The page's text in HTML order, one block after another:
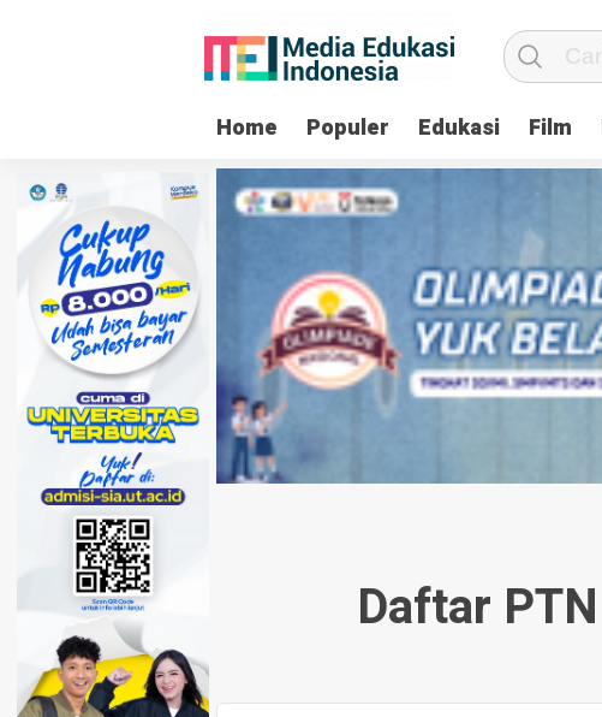
Home Populer Edukasi Film
Daftar